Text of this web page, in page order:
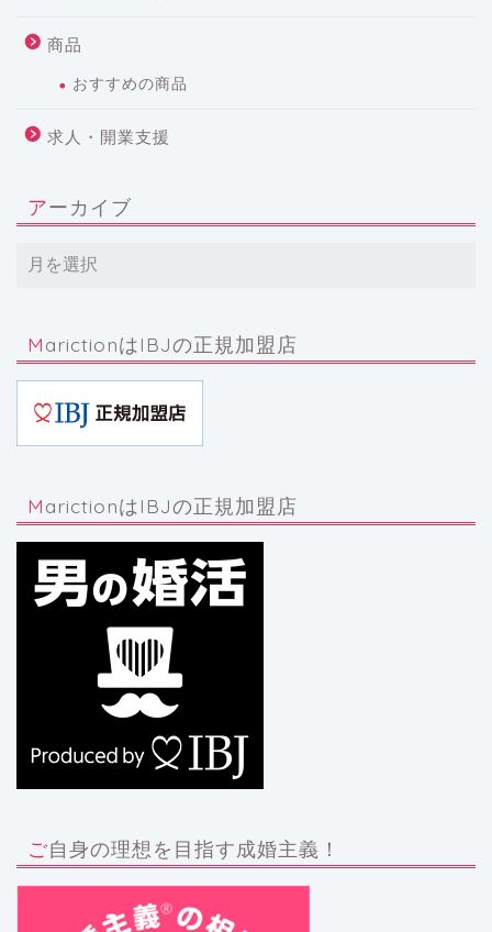
商品
おすすめの商品
求人・開業支援
アーカイブ
MarictionはIBJの正規加盟店
MarictionはIBJの正規加盟店
ご自身の理想を目指す成婚主義！